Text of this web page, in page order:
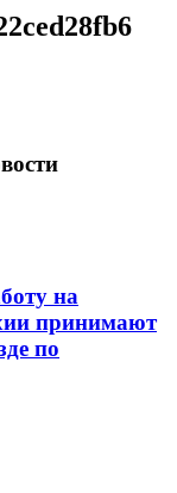
на
принимают
по